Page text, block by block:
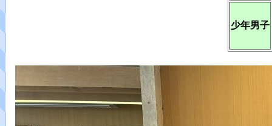
少年男子